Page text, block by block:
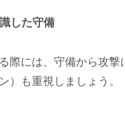
した守備
際には、守備から攻撃
）も重視しましょう。